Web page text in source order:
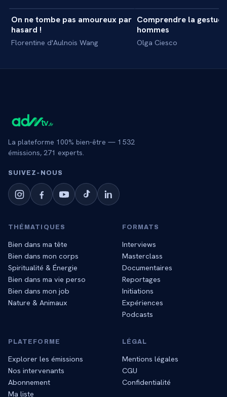
MASTERCLASS +
On ne tombe pas amoureux par
hasard !
Florentine d'Aulnois Wang
MASTERCLASS
Comprendre la
hommes
Olga Ciesco
La plateforme 100% bien-être — 1 532
émissions, 271 experts.
SUIVEZ‑NOUS
THÉMATIQUES
Bien dans ma tête
Bien dans mon corps
Spiritualité & Énergie
Bien dans ma vie perso
Bien dans mon job
Nature & Animaux
FORMATS
Interviews
Masterclass
Documentaires
Reportages
Initiations
Expériences
Podcasts
PLATEFORME
Explorer les émissions
Nos intervenants
Abonnement
Ma liste
LÉGAL
Mentions légales
CGU
Confidentialité